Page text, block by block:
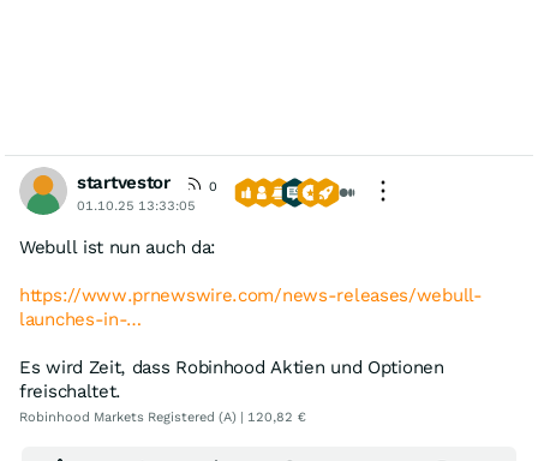
startvestor
0
01.10.25 13:33:05
Webull ist nun auch da:
https://www.prnewswire.com/news-releases/webull-
launches-in-…
Es wird Zeit, dass Robinhood Aktien und Optionen
freischaltet.
Robinhood Markets Registered (A) | 120,82 €